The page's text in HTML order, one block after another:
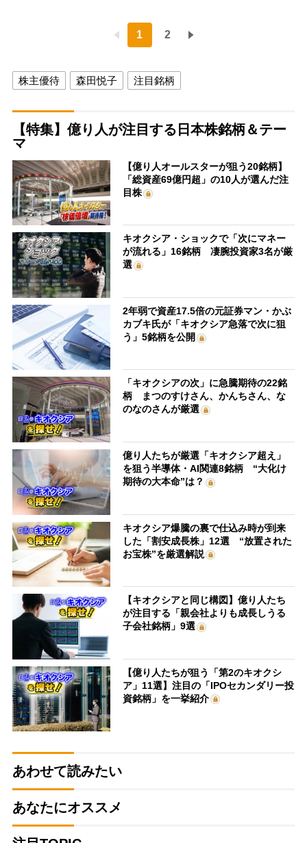
1 2
株主優待 森田悦子 注目銘柄
【特集】億り人が注目する日本株銘柄＆テー
マ
【億り人オールスターが狙う20銘柄】
「総資産69億円超」の10人が選んだ注
目株
キオクシア・ショックで「次にマネー
が流れる」16銘柄 凄腕投資家3名が厳
選
2年弱で資産17.5倍の元証券マン・かぶ
カブキ氏が「キオクシア急落で次に狙
う」5銘柄を公開
「キオクシアの次」に急騰期待の22銘
柄 まつのすけさん、かんちさん、な
のなのさんが厳選
億り人たちが厳選「キオクシア超え」
を狙う半導体・AI関連8銘柄 “大化け
期待の大本命”は？
キオクシア爆騰の裏で仕込み時が到来
した「割安成長株」12選 “放置された
お宝株”を厳選解説
【キオクシアと同じ構図】億り人たち
が注目する「親会社よりも成長しうる
子会社銘柄」9選
【億り人たちが狙う「第2のキオクシ
ア」11選】注目の「IPOセカンダリー投
資銘柄」を一挙紹介
あわせて読みたい
あなたにオススメ